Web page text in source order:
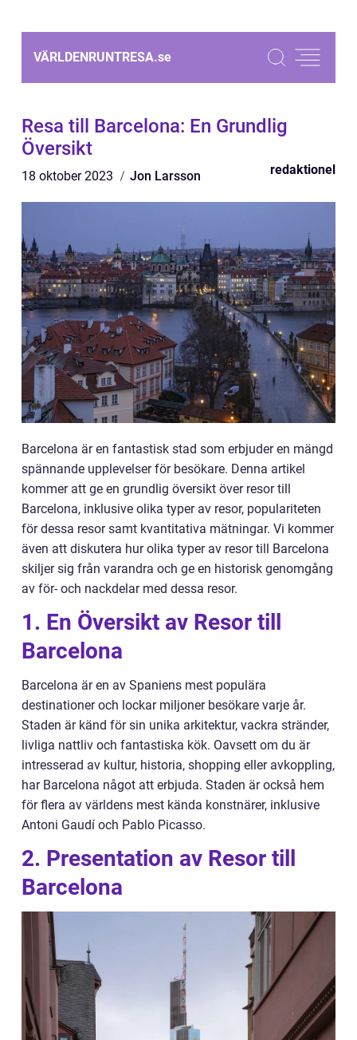
VÄRLDENRUNTRESA.se
Resa till Barcelona: En Grundlig
Översikt
18 oktober 2023 Jon Larsson redaktionel
Barcelona är en fantastisk stad som erbjuder en mängd
spännande upplevelser för besökare. Denna artikel
kommer att ge en grundlig översikt över resor till
Barcelona, inklusive olika typer av resor, populariteten
för dessa resor samt kvantitativa mätningar. Vi kommer
även att diskutera hur olika typer av resor till Barcelona
skiljer sig från varandra och ge en historisk genomgång
av för- och nackdelar med dessa resor.
1. En Översikt av Resor till
Barcelona
Barcelona är en av Spaniens mest populära
destinationer och lockar miljoner besökare varje år.
Staden är känd för sin unika arkitektur, vackra stränder,
livliga nattliv och fantastiska kök. Oavsett om du är
intresserad av kultur, historia, shopping eller avkoppling,
har Barcelona något att erbjuda. Staden är också hem
för flera av världens mest kända konstnärer, inklusive
Antoni Gaudí och Pablo Picasso.
2. Presentation av Resor till
Barcelona